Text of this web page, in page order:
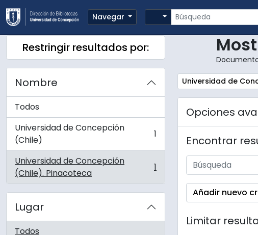
Skip to main content
Navegar
Búsqueda
Search options
Restringir resultados por:
Nombre
Todos
Universidad de Concepción
(Chile)
, 1 resultados 1
Universidad de Concepción
(Chile). Pinacoteca
, 1 resultados 1
Lugar
Todos
Remove filter:
Universidad de
Opciones
Encontrar
Añadir nuevo
Limitar